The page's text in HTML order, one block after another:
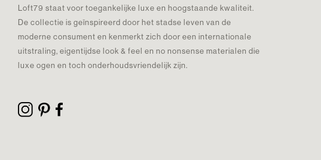
Loft79 staat voor toegankelijke luxe en hoogstaande kwaliteit.
De collectie is geïnspireerd door het stadse leven van de
moderne consument en kenmerkt zich door een internationale
uitstraling, eigentijdse look & feel en no nonsense materialen die
luxe ogen en toch onderhoudsvriendelijk zijn.